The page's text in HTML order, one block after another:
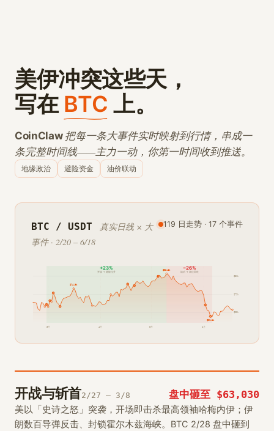
美伊冲突这些天，
写在 BTC 上。
CoinClaw把每一条大事件实时映射到行情，串成一
条完整时间线——主力一动，你第一时间收到推送。
地缘政治 避险资金 油价联动
BTC / USDT
真实日线 × 大
事件 · 2/20 – 6/18
119 日走势 · 17 个事件
$63k
$72k
$81k
3月 4月 5月 6月
+23%
开战 → 避险拉升
−26%
战后 → 高位回吐
$74.9k
$82.2k
$61.1k
开战与斩首2/27 – 3/8 盘中砸至 $63,030
美以「史诗之怒」突袭，开场即击杀最高领袖哈梅内伊；伊
朗数百导弹反击、封锁霍尔木兹海峡。BTC 2/28 盘中砸到